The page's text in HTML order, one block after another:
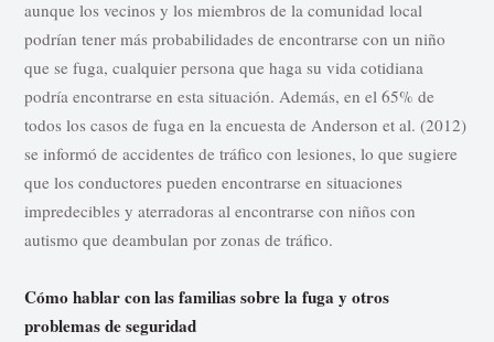
aunque los vecinos y los miembros de la comunidad local
podrían tener más probabilidades de encontrarse con un niño
que se fuga, cualquier persona que haga su vida cotidiana
podría encontrarse en esta situación. Además, en el 65% de
todos los casos de fuga en la encuesta de Anderson et al. (2012)
se informó de accidentes de tráfico con lesiones, lo que sugiere
que los conductores pueden encontrarse en situaciones
impredecibles y aterradoras al encontrarse con niños con
autismo que deambulan por zonas de tráfico.
Cómo hablar con las familias sobre la fuga y otros
problemas de seguridad